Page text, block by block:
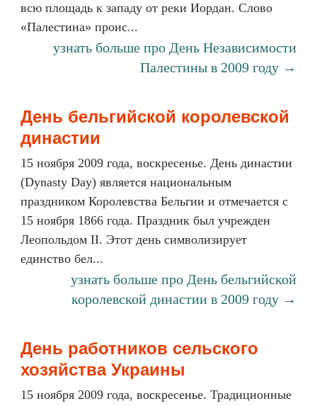
всю площадь к западу от реки Иордан. Слово
«Палестина» проис...
узнать больше про День Независимости
Палестины в 2009 году →
День бельгийской королевской
династии
15 ноября 2009 года, воскресенье. День династии
(Dynasty Day) является национальным
праздником Королевства Бельгии и отмечается с
15 ноября 1866 года. Праздник был учрежден
Леопольдом II. Этот день символизирует
единство бел...
узнать больше про День бельгийской
королевской династии в 2009 году →
День работников сельского
хозяйства Украины
15 ноября 2009 года, воскресенье. Традиционные